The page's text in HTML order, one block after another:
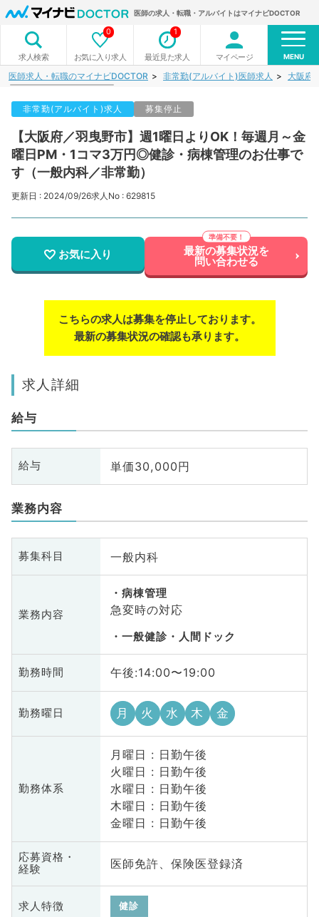
医師の求人・転職・アルバイトはマイナビDOCTOR
求人検索 お気に入り求人
0
最近見た求人
1
マイページ MENU
医師求人・転職のマイナビDOCTOR 非常勤(アルバイト)医師求人 大阪府
非常勤(アルバイト)求人 募集停止
【大阪府／羽曳野市】週1曜日よりOK！毎週月～金
曜日PM・1コマ3万円◎健診・病棟管理のお仕事で
す（一般内科／非常勤）
更新日 : 2024/09/26求人No : 629815
お気に入り 最新の募集状況を
問い合わせる
こちらの求人は募集を停止しております。
最新の募集状況の確認も承ります。
求人詳細
給与
給与 単価30,000円
業務内容
募集科目 一般内科
業務内容
病棟管理
急変時の対応
一般健診・人間ドック
勤務時間 午後:14:00〜19:00
勤務曜日 月 火 水 木 金
勤務体系
月曜日 : 日勤午後
火曜日 : 日勤午後
水曜日 : 日勤午後
木曜日 : 日勤午後
金曜日 : 日勤午後
応募資格・
経験
医師免許、保険医登録済
求人特徴 健診